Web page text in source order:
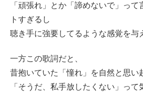
「頑張れ」とか「諦めないで」っ
トすぎるし
聴き手に強要してるような感覚を与
一方この歌詞だと、
昔抱いていた「憧れ」を自然と思い
「そうだ、私手放したくない」っ